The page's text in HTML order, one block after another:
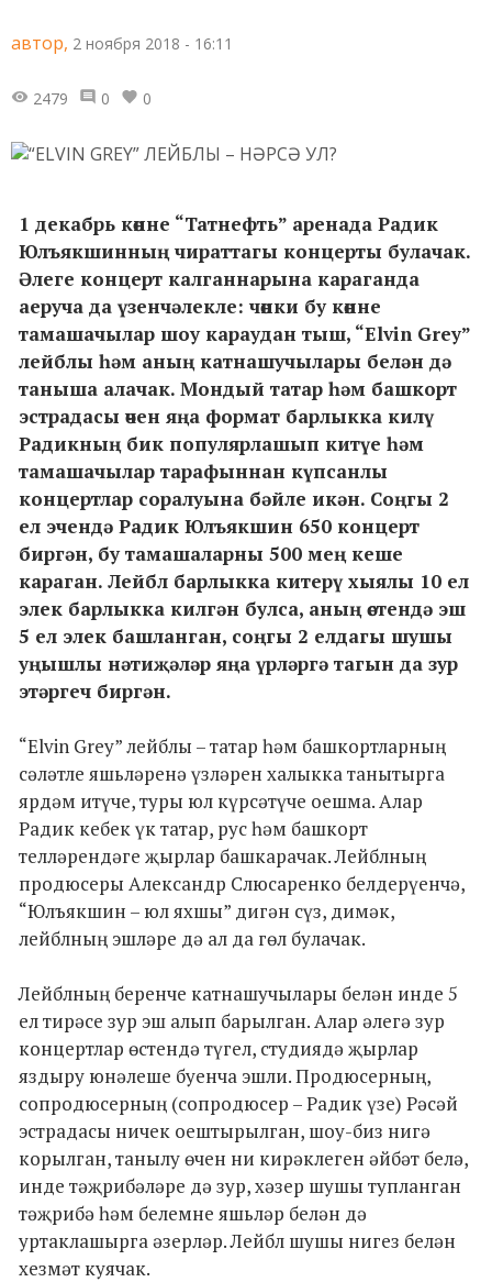
автор, 2 ноября 2018 - 16:11
2479 0 0
1 декабрь көнне “Татнефть” аренада Радик
Юлъякшинның чираттагы концерты булачак.
Әлеге концерт калганнарына караганда
аеруча да үзенчәлекле: чөнки бу көнне
тамашачылар шоу караудан тыш, “Elvin Grey”
лейблы һәм аның катнашучылары белән дә
таныша алачак. Мондый татар һәм башкорт
эстрадасы өчен яңа формат барлыкка килү
Радикның бик популярлашып китүе һәм
тамашачылар тарафыннан күпсанлы
концертлар соралуына бәйле икән. Соңгы 2
ел эчендә Радик Юлъякшин 650 концерт
биргән, бу тамашаларны 500 мең кеше
караган. Лейбл барлыкка китерү хыялы 10 ел
элек барлыкка килгән булса, аның өстендә эш
5 ел элек башланган, соңгы 2 елдагы шушы
уңышлы нәтиҗәләр яңа үрләргә тагын да зур
этәргеч биргән.
“Elvin Grey” лейблы – татар һәм башкортларның
сәләтле яшьләренә үзләрен халыкка танытырга
ярдәм итүче, туры юл күрсәтүче оешма. Алар
Радик кебек үк татар, рус һәм башкорт
телләрендәге җырлар башкарачак. Лейблның
продюсеры Александр Слюсаренко белдерүенчә,
“Юлъякшин – юл яхшы” дигән сүз, димәк,
лейблның эшләре дә ал да гөл булачак.
Лейблның беренче катнашучылары белән инде 5
ел тирәсе зур эш алып барылган. Алар әлегә зур
концертлар өстендә түгел, студиядә җырлар
яздыру юнәлеше буенча эшли. Продюсерның,
сопродюсерның (сопродюсер – Радик үзе) Рәсәй
эстрадасы ничек оештырылган, шоу-биз нигә
корылган, танылу өчен ни кирәклеген әйбәт белә,
инде тәҗрибәләре дә зур, хәзер шушы тупланган
тәҗрибә һәм белемне яшьләр белән дә
уртаклашырга әзерләр. Лейбл шушы нигез белән
хезмәт куячак.